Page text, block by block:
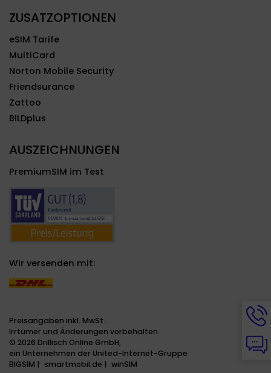
ZUSATZOPTIONEN
eSIM Tarife
MultiCard
Norton Mobile Security
Friendsurance
Zattoo
BILDplus
AUSZEICHNUNGEN
PremiumSIM im Test
Wir versenden mit:
Preisangaben inkl. MwSt.
Irrtümer und Änderungen vorbehalten.
© 2026 Drillisch Online GmbH,
ein Unternehmen der United-Internet-Gruppe
BIGSIM
smartmobil.de winSIM